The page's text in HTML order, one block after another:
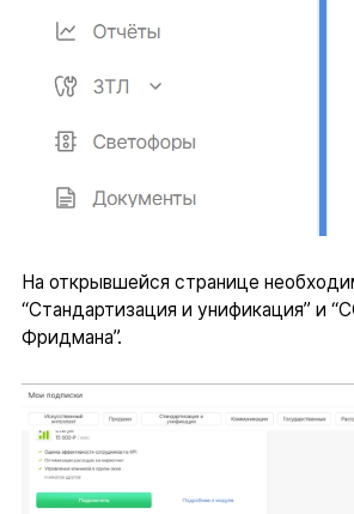
На открывшейся странице
“Стандартизация и унификация” и
Фридмана”.